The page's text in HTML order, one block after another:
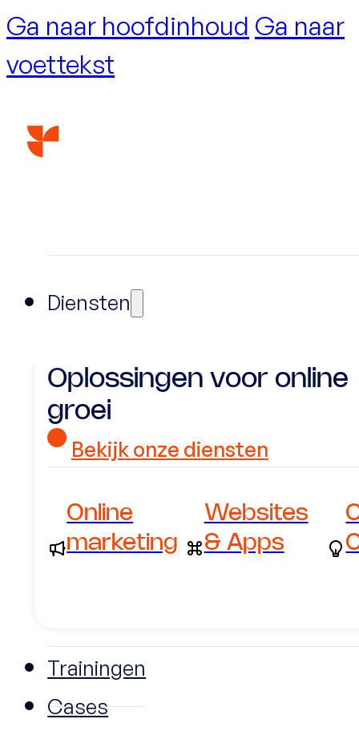
Ga naar hoofdinhoud Ga naar
voettekst
Diensten
Oplossingen voor online
groei
Bekijk onze diensten
Online
marketing
Websites
& Apps
Trainingen
Cases